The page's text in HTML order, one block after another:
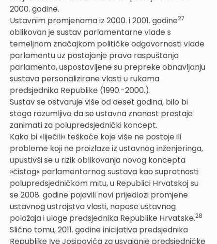
2000. godine.
Ustavnim promjenama iz 2000. i 2001. godine27
oblikovan je sustav parlamentarne vlade s
temeljnom značajkom političke odgovornosti vlade
parlamentu uz postojanje prava raspuštanja
parlamenta, uspostavljene su prepreke obnavljanju
sustava personalizirane vlasti u rukama
predsjednika Republike (1990.-2000.).
Sustav se ostvaruje više od deset godina, bilo bi
stoga razumljivo da se ustavna znanost prestaje
zanimati za polupredsjednički koncept.
Kako bi »liječili« teškoće koje više ne postoje ili
probleme koji ne proizlaze iz ustavnog inženjeringa,
upustivši se u rizik oblikovanja novog koncepta
»čistog« parlamentarnog sustava kao suprotnosti
polupredsjedničkom mitu, u Republici Hrvatskoj su
se 2008. godine pojavili novi prijedlozi promjene
ustavnog ustrojstva vlasti, napose ustavnog
položaja i uloge predsjednika Republike Hrvatske.28
Slično tomu, 2011. godine inicijativa predsjednika
Republike Ive Josipovića za usvajanje predsjedničke